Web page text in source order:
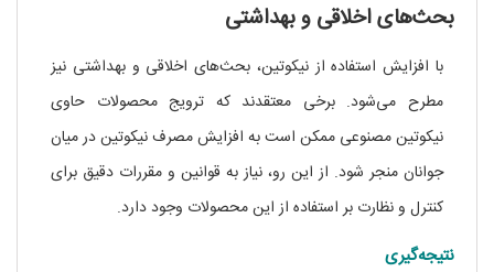
بحث‌های اخلاقی و بهداشتی
با افزایش استفاده از نیکوتین، بحث‌های اخلاقی و بهداشتی نیز
مطرح می‌شود. برخی معتقدند که ترویج محصولات حاوی
نیکوتین مصنوعی ممکن است به افزایش مصرف نیکوتین در میان
جوانان منجر شود. از این رو، نیاز به قوانین و مقررات دقیق برای
کنترل و نظارت بر استفاده از این محصولات وجود دارد.
نتیجه‌گیری